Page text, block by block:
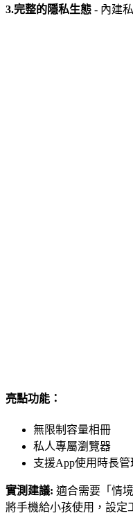
3.完整的隱私生態 - 內建
亮點功能：
無限制容量相冊
私人專屬瀏覽器
支援App使用時長管
實測建議: 適合需要「情
將手機給小孩使用，設定